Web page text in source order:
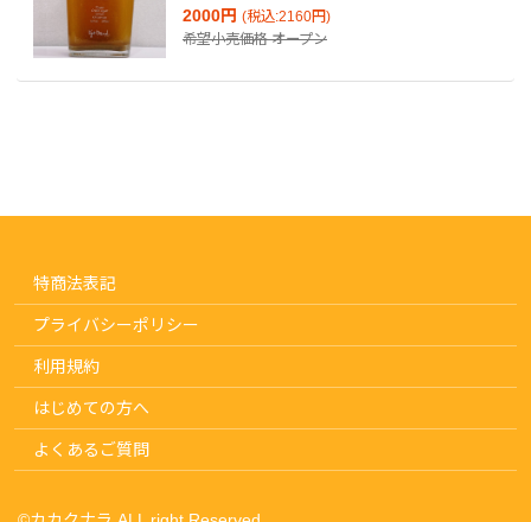
2000円 (税込:2160円)
希望小売価格オープン
特商法表記
プライバシーポリシー
利用規約
はじめての方へ
よくあるご質問